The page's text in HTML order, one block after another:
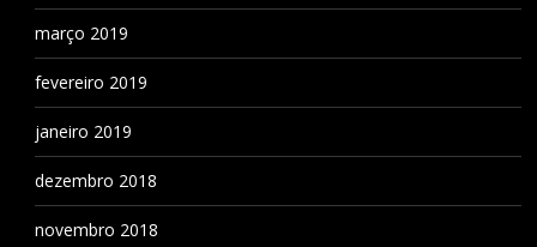
março 2019
fevereiro 2019
janeiro 2019
dezembro 2018
novembro 2018